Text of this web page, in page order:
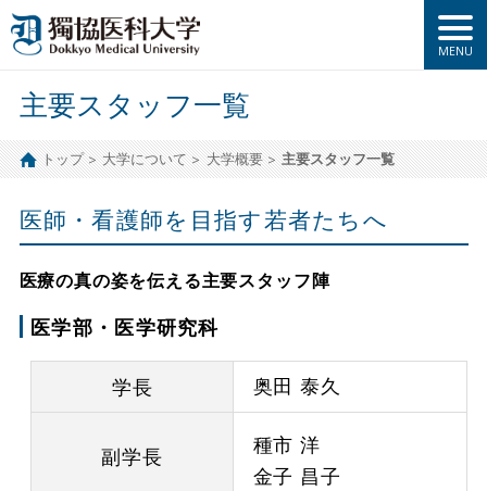
主要スタッフ一覧
トップ 大学について 大学概要 主要スタッフ一覧
医師・看護師を目指す若者たちへ
医療の真の姿を伝える主要スタッフ陣
医学部・医学研究科
学長 奥田 泰久
副学長
種市 洋
金子 昌子